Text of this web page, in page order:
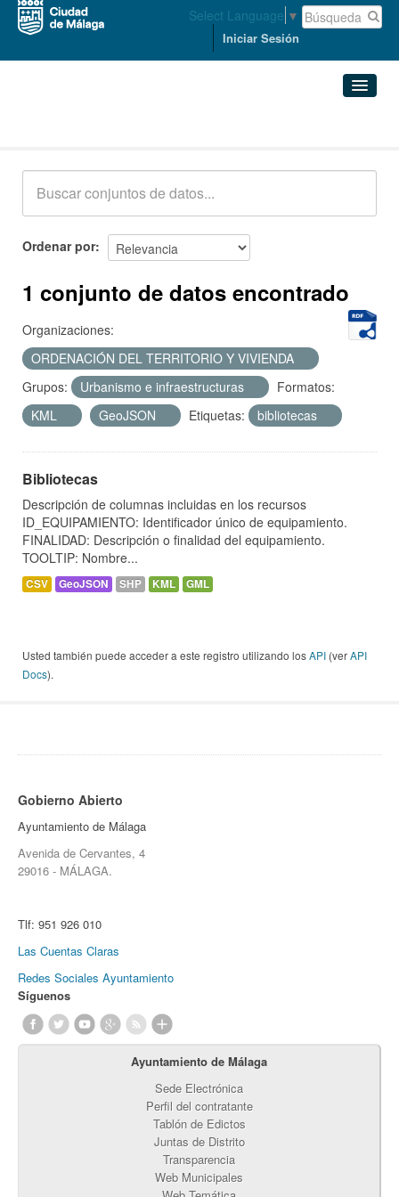
Select Language ▼
Iniciar Sesión
Acerca de
Ordenar por
1 conjunto de datos encontrado
Organizaciones:
ORDENACIÓN DEL TERRITORIO Y VIVIENDA
Grupos:
Urbanismo e infraestructuras
Formatos:
KML
GeoJSON Etiquetas: bibliotecas
Bibliotecas
Descripción de columnas incluidas en los recursos
ID_EQUIPAMIENTO: Identificador único de equipamiento.
FINALIDAD: Descripción o finalidad del equipamiento.
TOOLTIP: Nombre...
CSV GeoJSON SHP KML GML
Usted también puede acceder a este registro utilizando losAPI (verAPI
Docs).
Gobierno Abierto
Ayuntamiento de Málaga
Avenida de Cervantes, 4
29016 - MÁLAGA.
Tlf: 951 926 010
Las Cuentas Claras
Redes Sociales Ayuntamiento
Síguenos
Ayuntamiento de Málaga
Sede Electrónica
Perfil del contratante
Tablón de Edictos
Juntas de Distrito
Transparencia
Web Municipales